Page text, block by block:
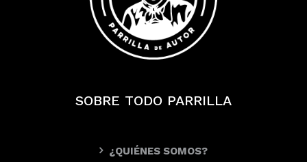
SOBRE TODO PARRILLA
¿QUIÉNES SOMOS?